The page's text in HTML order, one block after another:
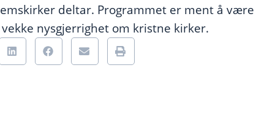
deltar. Programmet er ment å være
nysgjerrighet om kristne kirker.